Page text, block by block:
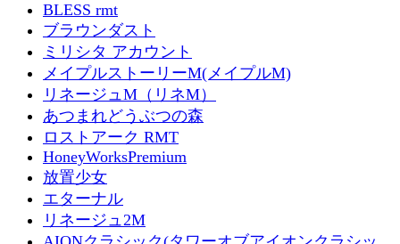
BLESS rmt
ブラウンダスト
ミリシタ アカウント
メイプルストーリーM(メイプルM)
リネージュM（リネM）
あつまれどうぶつの森
ロストアーク RMT
HoneyWorksPremium
放置少女
エターナル
リネージュ2M